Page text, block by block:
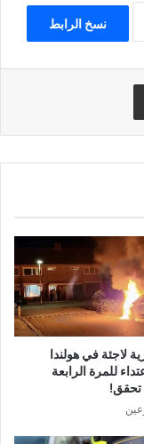
نسخ الرابط
مشاركة عبر البريد
لاجئة في هولندا
للمرة الرابعة
تحقق!